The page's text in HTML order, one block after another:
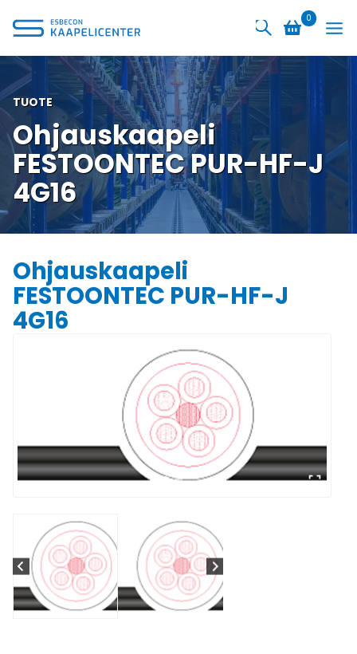
sisältöön
0
TUOTE
Ohjauskaapeli
FESTOONTEC PUR-HF-J
4G16
Ohjauskaapeli
FESTOONTEC PUR-HF-J
4G16